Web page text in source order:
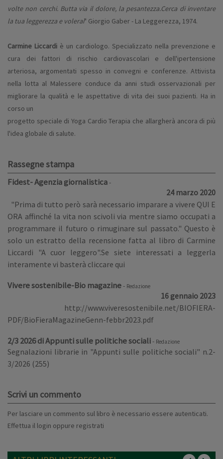
volte non cerchi. Butta via il dolore, la pesantezza.Cerca di inventare
la tua leggerezza e volerai" Giorgio Gaber - La Leggerezza, 1974.
Carmine Liccardi è un cardiologo. Specializzato nella prevenzione e
cura dei fattori di rischio cardiovascolari e dell'ipertensione
arteriosa, argomentati spesso in convegni e conferenze. Attivista
nella lotta al Malessere conduce da anni studi osservazionali per
migliorare la qualità e le aspettative di vita dei suoi pazienti. Ha in
corso un
progetto speciale di Yoga Cardio Terapia che allargherà ancora di più
l'idea globale di salute.
Rassegne stampa
Fidest- Agenzia giornalistica-
24 marzo 2020
"Prima di tutto però sarà necessario imparare a vivere QUI E
ORA affinché la vita non scivoli via mentre siamo occupati a
programmare il futuro o rimuginare sul passato." Questo è
solo un estratto della recensione fatta al libro di Carmine
Liccardi "A cuor leggero".Se siete interessati a leggerla
interamente vi basterà cliccare qui
Vivere sostenibile-Bio magazine- Redazione
16 gennaio 2023
http://www.viveresostenibile.net/BIOFIERA-
PDF/BioFieraMagazineGenn-febbr2023.pdf
2/3 2026 di Appunti sulle politiche sociali- Redazione
Segnalazioni librarie in "Appunti sulle politiche sociali" n.2-
3/2026 (255)
Scrivi un commento
Per lasciare un commento sul libro è necessario essere autenticati.
Effettua il login oppure registrati